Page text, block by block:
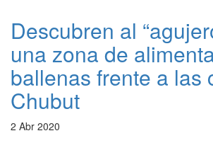
Descubren al
una zona de
ballenas frente a las
Chubut
2 Abr 2020